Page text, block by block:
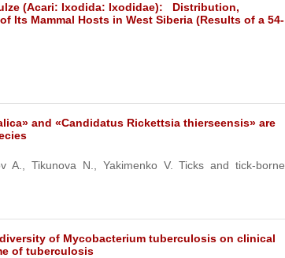
(Acari: Ixodida: Ixodidae): Distribution,
Its Mammal Hosts in West Siberia (Results of a 54-
and «Candidatus Rickettsia thierseensis» are
A., Tikunova N., Yakimenko V. Ticks and tick-borne
of Mycobacterium tuberculosis on clinical
of tuberculosis